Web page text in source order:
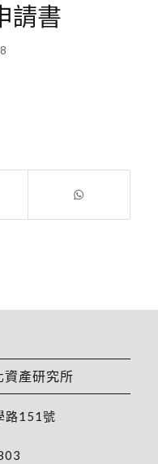
請書
資產研究所
路151號